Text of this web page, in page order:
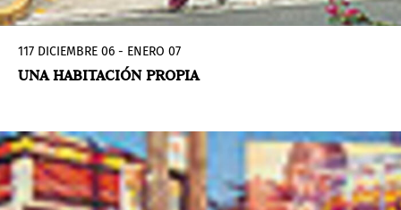
117 DICIEMBRE 06 - ENERO 07
UNA HABITACIÓN PROPIA